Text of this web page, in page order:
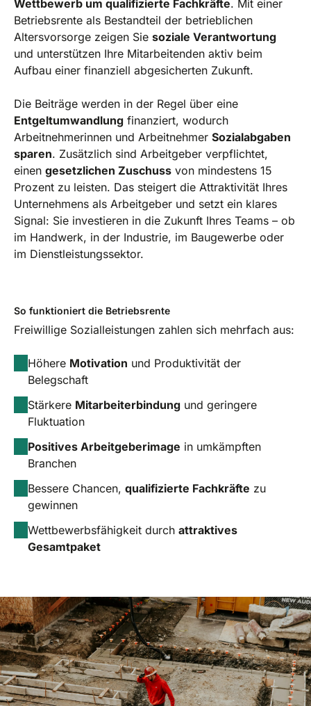
Wettbewerb um qualifizierte Fachkräfte. Mit einer
Betriebsrente als Bestandteil der betrieblichen
Altersvorsorge zeigen Sie soziale Verantwortung
und unterstützen Ihre Mitarbeitenden aktiv beim
Aufbau einer finanziell abgesicherten Zukunft.
Die Beiträge werden in der Regel über eine
Entgeltumwandlung finanziert, wodurch
Arbeitnehmerinnen und Arbeitnehmer Sozialabgaben
sparen. Zusätzlich sind Arbeitgeber verpflichtet,
einen gesetzlichen Zuschuss von mindestens 15
Prozent zu leisten. Das steigert die Attraktivität Ihres
Unternehmens als Arbeitgeber und setzt ein klares
Signal: Sie investieren in die Zukunft Ihres Teams – ob
im Handwerk, in der Industrie, im Baugewerbe oder
im Dienstleistungssektor.
So funktioniert die Betriebsrente
Freiwillige Sozialleistungen zahlen sich mehrfach aus:
Höhere Motivation und Produktivität der
Belegschaft
Stärkere Mitarbeiterbindung und geringere
Fluktuation
Positives Arbeitgeberimage in umkämpften
Branchen
Bessere Chancen, qualifizierte Fachkräfte zu
gewinnen
Wettbewerbsfähigkeit durch attraktives
Gesamtpaket